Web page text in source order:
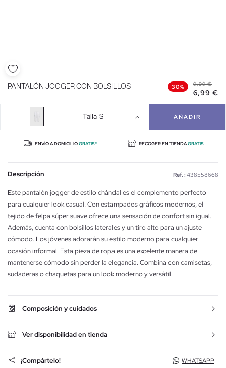
PANTALÓN JOGGER CON BOLSILLOS 30% 9,99 €
6,99 €
Talla S AÑADIR
ENVÍO A DOMICILIOGRATIS* RECOGER EN TIENDAGRATIS
Descripción Ref. : 438558668
Este pantalón jogger de estilo chándal es el complemento perfecto
para cualquier look casual. Con estampados gráficos modernos, el
tejido de felpa súper suave ofrece una sensación de confort sin igual.
Además, cuenta con bolsillos laterales y un tiro alto para un ajuste
cómodo. Los jóvenes adorarán su estilo moderno para cualquier
ocasión informal. Esta pieza de ropa es una excelente manera de
mantenerse cómodo sin perder la elegancia. Combina con camisetas,
sudaderas o chaquetas para un look moderno y versátil.
Composición y cuidados
Ver disponibilidad en tienda
¡Compártelo! WHATSAPP